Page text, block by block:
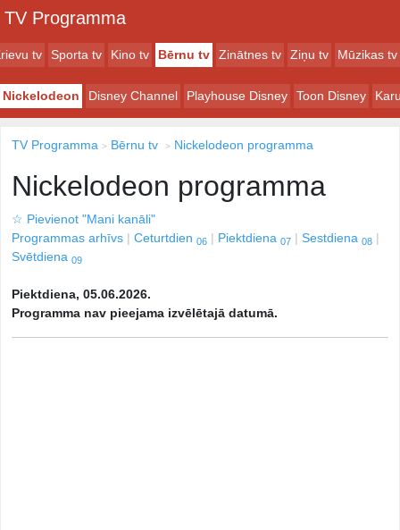
TV Programma
tv Sporta tv Kino tv Bērnu tv Zinātnes tv Ziņu tv Mūzikas tv
Nickelodeon Disney Channel Playhouse Disney Toon Disney
TV Programma Bērnu tv Nickelodeon programma
Nickelodeon programma
☆ Pievienot "Mani kanāli"
Programmas arhīvs
Ceturtdien 06 Piektdiena 07 Sestdiena 08
Svētdiena 09
Piektdiena, 05.06.2026.
Programma nav pieejama izvēlētajā datumā.